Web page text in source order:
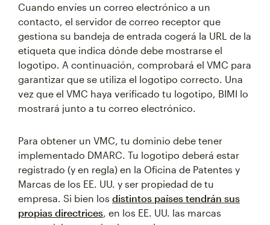
Cuando envíes un correo electrónico a un
contacto, el servidor de correo receptor que
gestiona su bandeja de entrada cogerá la URL de la
etiqueta que indica dónde debe mostrarse el
logotipo. A continuación, comprobará el VMC para
garantizar que se utiliza el logotipo correcto. Una
vez que el VMC haya verificado tu logotipo, BIMI lo
mostrará junto a tu correo electrónico.
Para obtener un VMC, tu dominio debe tener
implementado DMARC. Tu logotipo deberá estar
registrado (y en regla) en la Oficina de Patentes y
Marcas de los EE. UU. y ser propiedad de tu
empresa. Si bien los distintos países tendrán sus
propias directrices , en los EE. UU. las marcas